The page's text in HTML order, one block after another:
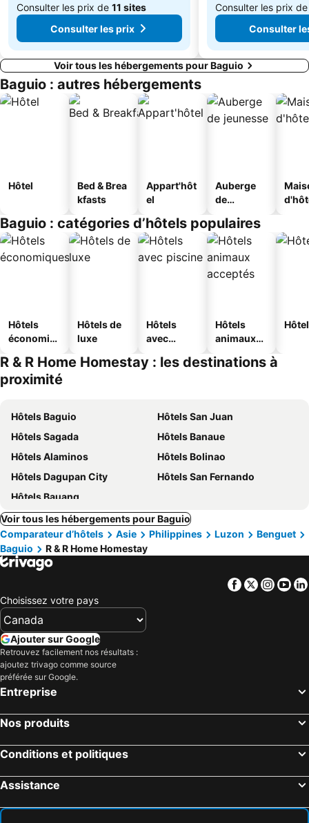
Consulter les prix de 11 sites
Consulter les prix
Consulter les prix
Consulter
Voir tous les hébergements pour Baguio
Baguio : autres hébergements
Hôtel
Bed & Brea
kfasts
Appart'hôt
el
Auberge
de
Baguio : catégories d’hôtels populaires
Hôtels
économiq
Hôtels de
luxe
Hôtels
avec
Hôtels
animaux
R & R Home Homestay : les destinations à
proximité
Hôtels Baguio
Hôtels San Juan
Hôtels Sagada
Hôtels Banaue
Hôtels Alaminos
Hôtels Bolinao
Hôtels Dagupan City
Hôtels San Fernando
Hôtels Bauang
Voir tous les hébergements pour Baguio
Comparateur d’hôtels
Asie Philippines Luzon
Benguet
Baguio
R & R Home Homestay
Facebook
Twitter
Choisissez votre pays
Ajouter sur Google
Retrouvez facilement nos résultats :
ajoutez trivago comme source
préférée sur Google.
Entreprise
Nos produits
Conditions et politiques
Assistance